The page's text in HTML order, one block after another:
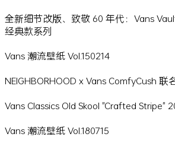
全新细节改版、致敬 60 年代：Vans
经典款系列
Vans 潮流壁纸 Vol.150214
NEIGHBORHOOD x Vans ComfyCush 联
Vans Classics Old Skool "Crafted Stripe"
Vans 潮流壁纸 Vol.180715